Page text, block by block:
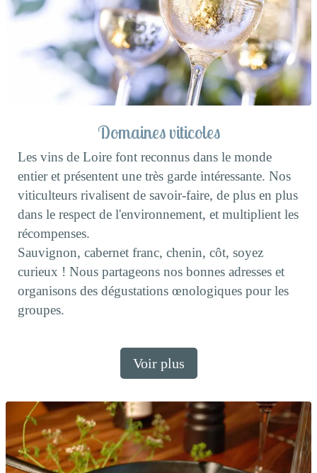
Domaines viticoles
Les vins de Loire font reconnus dans le monde
entier et présentent une très garde intéressante. Nos
viticulteurs rivalisent de savoir-faire, de plus en plus
dans le respect de l'environnement, et multiplient les
récompenses.
Sauvignon, cabernet franc, chenin, côt, soyez
curieux ! Nous partageons nos bonnes adresses et
organisons des dégustations œnologiques pour les
groupes.
Voir plus